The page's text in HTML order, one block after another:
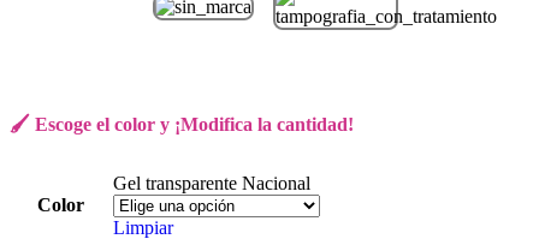
🖌️ Escoge el color y ¡Modifica la cantidad!
Color
Gel transparente Nacional
Limpiar